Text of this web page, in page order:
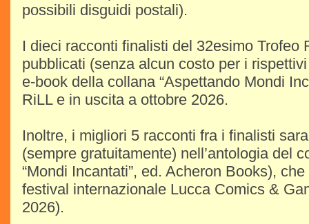
possibili disguidi postali).
I dieci racconti finalisti del 32esimo Trofeo
pubblicati (senza alcun costo per i
e-book della collana “Aspettando Mondi
RiLL e in uscita a ottobre 2026.
Inoltre, i migliori 5 racconti fra i finalisti
(sempre gratuitamente) nell’antologia del
“Mondi Incantati”, ed. Acheron Books),
festival internazionale Lucca Comics &
2026).